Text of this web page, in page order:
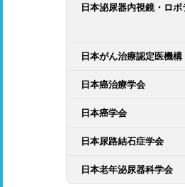
日本泌尿器内視鏡・ロ
日本がん治療認定医機構
日本癌治療学会
日本癌学会
日本尿路結石症学会
日本老年泌尿器科学会